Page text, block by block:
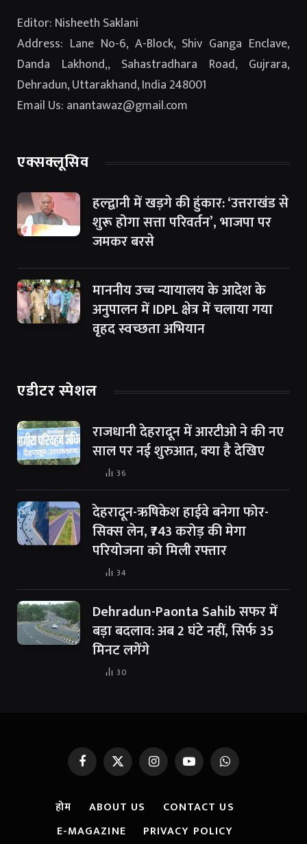
Editor: Nisheeth Saklani
Address: Lane No-6, A-Block, Shiv Ganga Enclave,
Danda Lakhond,, Sahastradhara Road, Gujrara,
Dehradun, Uttarakhand, India 248001
Email Us: anantawaz@gmail.com
एक्सक्लूसिव
हल्द्वानी में खड़गे की हुंकार: ‘उत्तराखंड से
शुरू होगा सत्ता परिवर्तन’, भाजपा पर
जमकर बरसे
माननीय उच्च न्यायालय के आदेश के
अनुपालन में IDPL क्षेत्र में चलाया गया
वृहद स्वच्छता अभियान
एडीटर स्पेशल
राजधानी देहरादून में आरटीओ ने की नए
साल पर नई शुरुआत, क्या है देखिए
36
देहरादून-ऋषिकेश हाईवे बनेगा फोर-
सिक्स लेन, ₹743 करोड़ की मेगा
परियोजना को मिली रफ्तार
34
Dehradun-Paonta Sahib सफर में
बड़ा बदलाव: अब 2 घंटे नहीं, सिर्फ 35
मिनट लगेंगे
30
FacebookX
(Twitter)
InstagramYouTubeWhatsApp
होम ABOUT US
CONTACT US
E-MAGAZINE
PRIVACY POLICY